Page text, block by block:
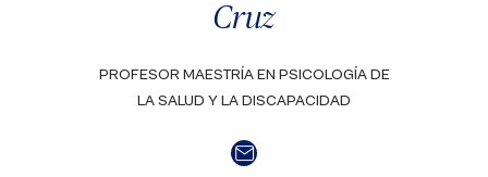
Cruz
PROFESOR MAESTRÍA EN PSICOLOGÍA DE
LA SALUD Y LA DISCAPACIDAD